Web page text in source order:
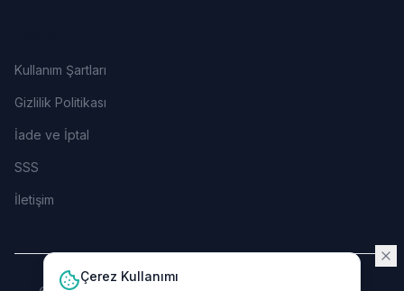
Kullanım Şartları
Gizlilik Politikası
İade ve İptal
SSS
İletişim
Çerez Kullanımı